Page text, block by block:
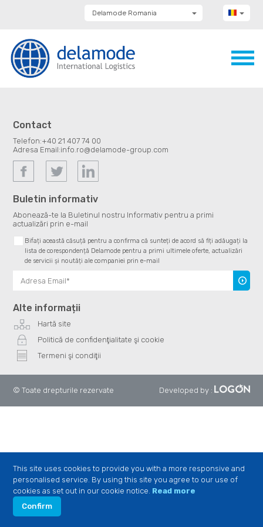
Delamode Romania
Delamode Bulgaria
Delamode Estonia
Delamode Latvia
Contact
Telefon:+40 21 407 74 00
Adresa Email:info.ro@delamode-group.com
Buletin informativ
Abonează-te la Buletinul nostru Informativ pentru a primi
actualizări prin e-mail
Bifați această căsuță pentru a confirma că sunteți de acord să fiți adăugați la
lista de corespondență Delamode pentru a primi ultimele oferte, actualizări
de servicii și noutăți ale companiei prin e-mail
Alte informații
Hartă site
Politică de confidenţialitate şi cookie
Termeni şi condiţii
© Toate drepturile rezervate Developed by :
This site uses cookies to provide you with a more responsive and
personalised service. By using this site you agree to our use of
cookies as set out in our cookie notice. Read more
Confirm